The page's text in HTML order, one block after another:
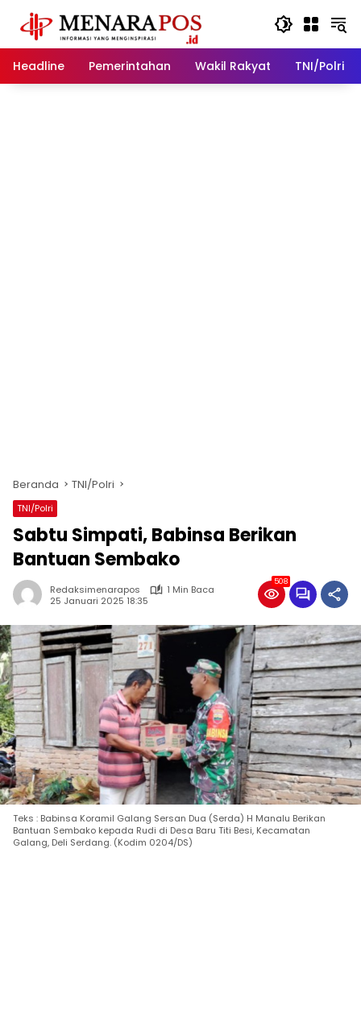
konten
Headline
Pemerintahan Wakil Rakyat TNI/Polri
Beranda TNI/Polri
TNI/Polri
Sabtu Simpati, Babinsa Berikan
Bantuan Sembako
Redaksimenarapos
1 Min Baca
25 Januari 2025 18:35
508
Teks : Babinsa Koramil Galang Sersan Dua (Serda) H Manalu Berikan
Bantuan Sembako kepada Rudi di Desa Baru Titi Besi, Kecamatan
Galang, Deli Serdang. (Kodim 0204/DS)